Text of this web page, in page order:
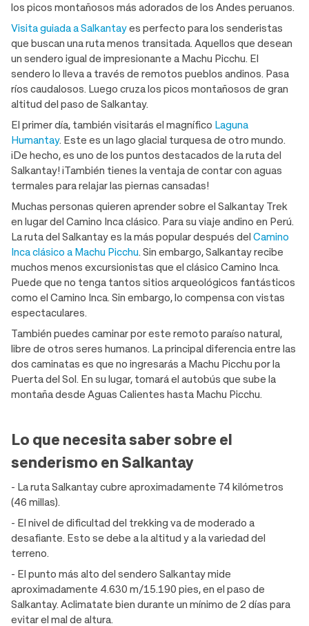
los picos montañosos más adorados de los Andes peruanos.
Visita guiada a Salkantayes perfecto para los senderistas
que buscan una ruta menos transitada. Aquellos que desean
un sendero igual de impresionante a Machu Picchu. El
sendero lo lleva a través de remotos pueblos andinos. Pasa
ríos caudalosos. Luego cruza los picos montañosos de gran
altitud del paso de Salkantay.
El primer día, también visitarás el magnífico Laguna
Humantay. Este es un lago glacial turquesa de otro mundo.
¡De hecho, es uno de los puntos destacados de la ruta del
Salkantay! ¡También tienes la ventaja de contar con aguas
termales para relajar las piernas cansadas!
Muchas personas quieren aprender sobre el Salkantay Trek
en lugar del Camino Inca clásico. Para su viaje andino en Perú.
La ruta del Salkantay es la más popular después del Camino
Inca clásico a Machu Picchu. Sin embargo, Salkantay recibe
muchos menos excursionistas que el clásico Camino Inca.
Puede que no tenga tantos sitios arqueológicos fantásticos
como el Camino Inca. Sin embargo, lo compensa con vistas
espectaculares.
También puedes caminar por este remoto paraíso natural,
libre de otros seres humanos. La principal diferencia entre las
dos caminatas es que no ingresarás a Machu Picchu por la
Puerta del Sol. En su lugar, tomará el autobús que sube la
montaña desde Aguas Calientes hasta Machu Picchu.
Lo que necesita saber sobre el
senderismo en Salkantay
- La ruta Salkantay cubre aproximadamente 74 kilómetros
(46 millas).
- El nivel de dificultad del trekking va de moderado a
desafiante. Esto se debe a la altitud y a la variedad del
terreno.
- El punto más alto del sendero Salkantay mide
aproximadamente 4.630 m/15.190 pies, en el paso de
Salkantay. Aclimatate bien durante un mínimo de 2 días para
evitar el mal de altura.